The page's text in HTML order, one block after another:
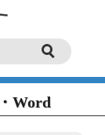
Word